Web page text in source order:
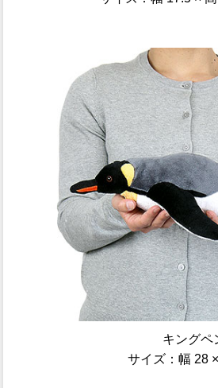
キングペ
サイズ：幅 28